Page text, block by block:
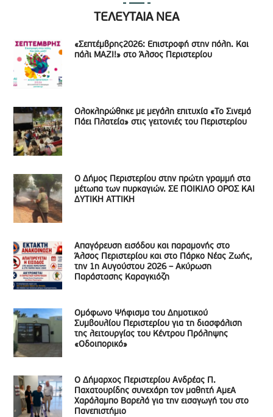
ΤΕΛΕΥΤΑΙΑ ΝΕΑ
«Σεπτέμβρης2026: Επιστροφή στην πόλη. Και
πάλι ΜΑΖΙ!» στο Άλσος Περιστερίου
Ολοκληρώθηκε με μεγάλη επιτυχία «Το Σινεμά
Πάει Πλατεία» στις γειτονιές του Περιστερίου
Ο Δήμος Περιστερίου στην πρώτη γραμμή στα
μέτωπα των πυρκαγιών. ΣΕ ΠΟΙΚΙΛΟ ΟΡΟΣ ΚΑΙ
ΔΥΤΙΚΗ ΑΤΤΙΚΗ
Απαγόρευση εισόδου και παραμονής στο
Άλσος Περιστερίου και στο Πάρκο Νέας Ζωής,
την 1η Αυγούστου 2026 – Ακύρωση
Παράστασης Καραγκιόζη
Ομόφωνο Ψήφισμα του Δημοτικού
Συμβουλίου Περιστερίου για τη διασφάλιση
της λειτουργίας του Κέντρου Πρόληψης
«Οδοιπορικό»
Ο Δήμαρχος Περιστερίου Ανδρέας Π.
Παχατουρίδης συνεχάρη τον μαθητή ΑμεΑ
Χαράλαμπο Βαρελά για την εισαγωγή του στο
Πανεπιστήμιο